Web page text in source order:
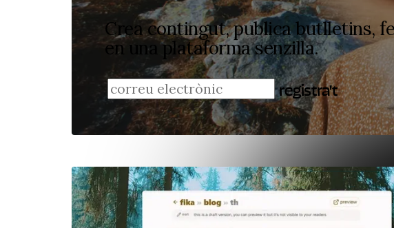
Crea contingut, publica butlletins,
en una plataforma senzilla.
registra't